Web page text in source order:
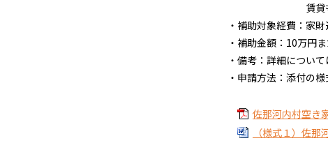
賃貸もしく
・補助対象経費：家財
・補助金額：10万円
・備考：詳細について
・申請方法：添付の様
佐那河内村空き
（様式１）佐